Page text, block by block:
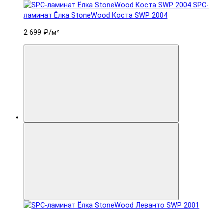
SPC-
ламинат Ëлка StoneWood Коста SWP 2004
2 699 ₽/м²